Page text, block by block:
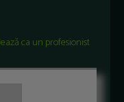
ca un profesionist